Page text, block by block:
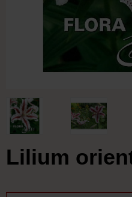
Lilium